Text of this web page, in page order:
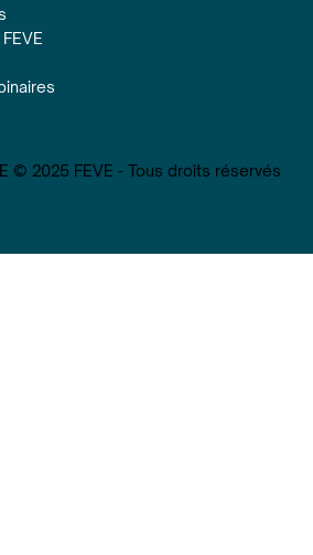
© 2025 FEVE - Tous droits réservés